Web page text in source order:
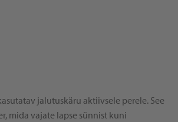
jalutuskäru aktiivsele perele. See
mida vajate lapse sünnist kuni